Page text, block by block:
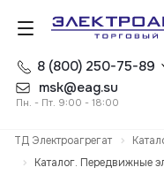
8 (800) 250-75-89
msk@eag.su
Пн. - Пт. 9:00 - 18:00
ТД Электроагрегат
Каталог. Передвижные